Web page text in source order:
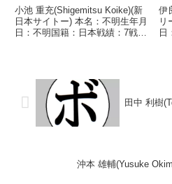
小池 重充(Shigemitsu Koike)(新
日本サイトー) 本名：不明生年月
日：不明国籍：日本戦績：7戦4
宝石)1985...
伊
リ
日
田中 利樹
沖本 雄輔(Yusuke